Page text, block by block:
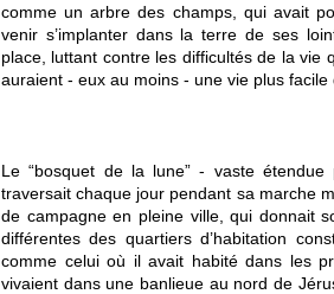
comme un arbre des champs, qui avait
venir s’implanter dans la terre de ses
place, luttant contre les difficultés de la vie
auraient - eux au moins - une vie plus
Le “bosquet de la lune” - vaste étendue
traversait chaque jour pendant sa marche
de campagne en pleine ville, qui donnait
différentes des quartiers d’habitation
comme celui où il avait habité dans les
vivaient dans une banlieue au nord de